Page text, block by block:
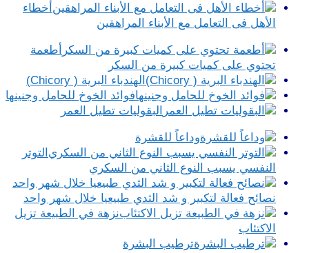
أخطاء
الأهل فى التعامل مع الأبناء المراهقين
أطعمة
تحتوي على كميات كبيرة من السكر
الهندباء البرية ( Chicory)
فوائد الخوخ للحامل وجنينها
البقوليات تطيل العمر
وداعاً للقشرة
التوتر
النفسي يسبب النوع الثاني من السكري
نصائح فعالة لتكبير و شد الثدي طبيعيا خلال شهر واحد
نزهة في الطبيعة تزيل
الاكتئاب
ترطيب البشرة